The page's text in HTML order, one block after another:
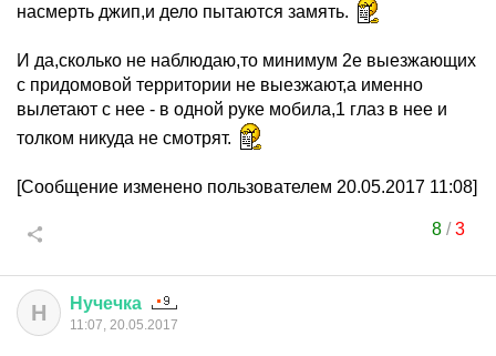
насмерть джип,и дело пытаются замять.
И да,сколько не наблюдаю,то минимум 2е выезжающих
с придомовой территории не выезжают,а именно
вылетают с нее - в одной руке мобила,1 глаз в нее и
толком никуда не смотрят.
[Сообщение изменено пользователем 20.05.2017 11:08]
8/3
Н Нучечка
11:07, 20.05.2017